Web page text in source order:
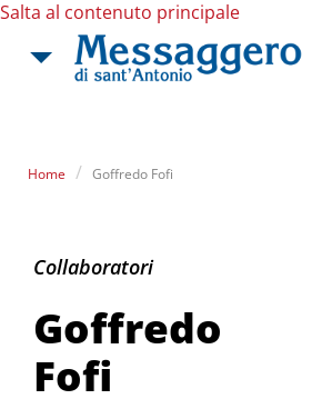
Salta al contenuto principale
Home Goffredo Fofi
Goffredo Fofi
Collaboratori
Goffredo
Fofi